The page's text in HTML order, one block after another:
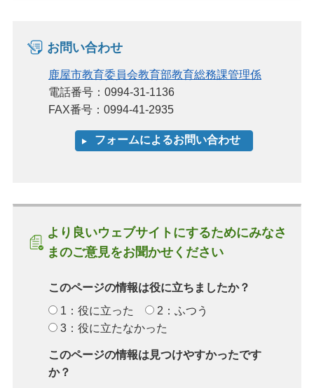
お問い合わせ
鹿屋市教育委員会教育部教育総務課管理係
電話番号：0994-31-1136
FAX番号：0994-41-2935
より良いウェブサイトにするためにみなさ
まのご意見をお聞かせください
このページの情報は役に立ちましたか？
1：役に立った
2：ふつう
3：役に立たなかった
このページの情報は見つけやすかったです
か？